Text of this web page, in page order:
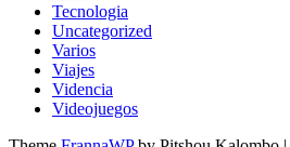
Tecnologia
Uncategorized
Varios
Viajes
Videncia
Videojuegos